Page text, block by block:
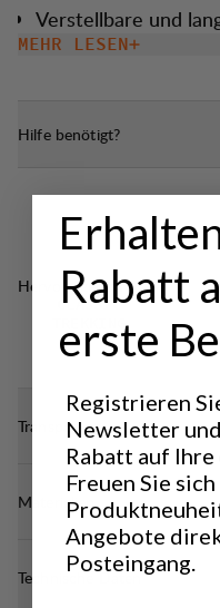
Verstellbare und
für eine eng
MEHR LESEN
Hilfe benötigt?
Hervorragend für
CLASSIC
TREKKING
Transparenz
Materialien
Technische Daten
Rabatt
erste
Registrieren
Newsletter
Rabatt auf
Freuen Sie
Angebote
Posteingang.